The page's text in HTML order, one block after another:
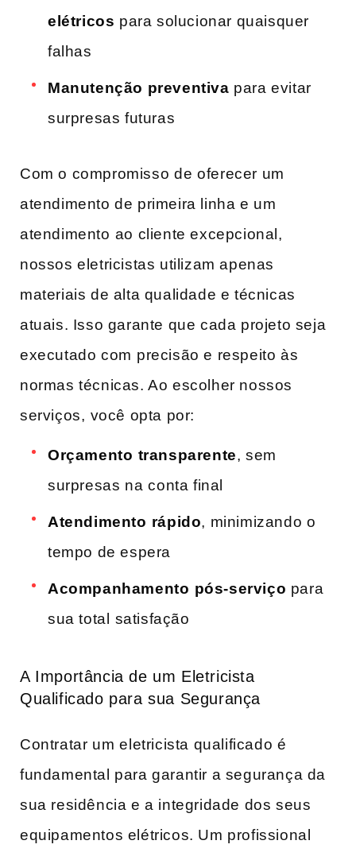
elétricos ‍para solucionar quaisquer
‍falhas
Manutenção preventiva para‍ evitar ​
surpresas futuras
Com o compromisso⁣ de oferecer um⁣
atendimento de primeira ​linha ​e ‍um
‍atendimento ⁢ao cliente excepcional,
nossos eletricistas utilizam apenas
materiais de alta qualidade e técnicas
atuais. Isso garante que cada projeto ‌seja
executado ​com ⁤precisão e respeito às
normas técnicas. Ao escolher nossos
serviços,⁤ você opta​ por:
Orçamento⁢ transparente, sem ​
surpresas na ⁤conta final
Atendimento ⁤rápido, minimizando ‍o
tempo de espera
Acompanhamento ⁤pós-serviço para
sua total ⁢satisfação
A Importância de um Eletricista
Qualificado para sua‍ Segurança
Contratar‌ um ⁤eletricista qualificado é
fundamental para garantir a ​segurança da ​
sua residência e a integridade dos seus
equipamentos elétricos. Um profissional